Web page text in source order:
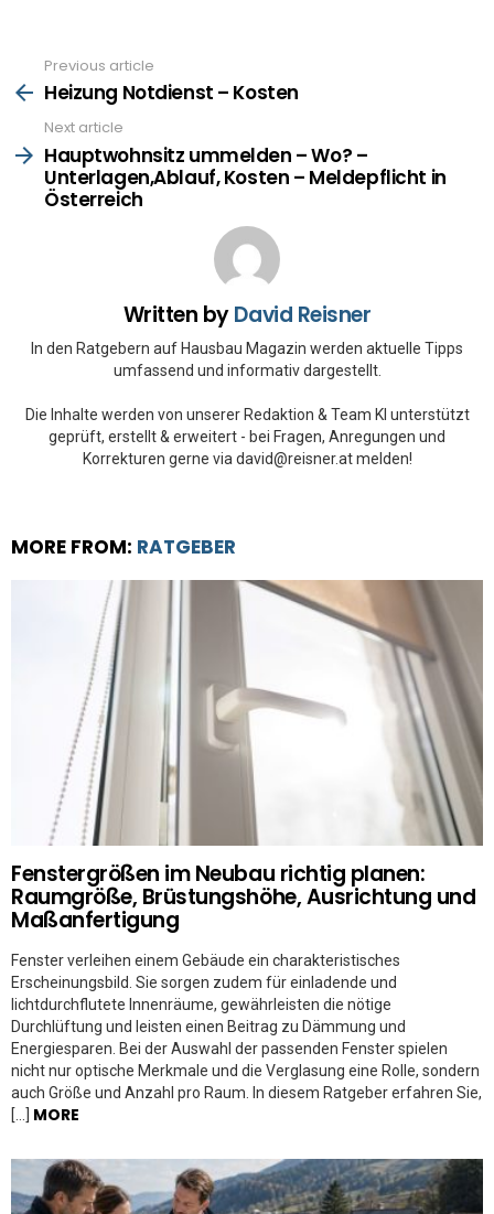
more
Previous article
Heizung Notdienst – Kosten
Next article
Hauptwohnsitz ummelden – Wo? –
Unterlagen,Ablauf, Kosten – Meldepflicht in
Österreich
Written byDavid Reisner
In den Ratgebern auf Hausbau Magazin werden aktuelle Tipps
umfassend und informativ dargestellt.
Die Inhalte werden von unserer Redaktion & Team KI unterstützt
geprüft, erstellt & erweitert - bei Fragen, Anregungen und
Korrekturen gerne via david@reisner.at melden!
MORE FROM: RATGEBER
Fenstergrößen im Neubau richtig planen:
Raumgröße, Brüstungshöhe, Ausrichtung und
Maßanfertigung
Fenster verleihen einem Gebäude ein charakteristisches
Erscheinungsbild. Sie sorgen zudem für einladende und
lichtdurchflutete Innenräume, gewährleisten die nötige
Durchlüftung und leisten einen Beitrag zu Dämmung und
Energiesparen. Bei der Auswahl der passenden Fenster spielen
nicht nur optische Merkmale und die Verglasung eine Rolle, sondern
auch Größe und Anzahl pro Raum. In diesem Ratgeber erfahren Sie,
[…] MORE